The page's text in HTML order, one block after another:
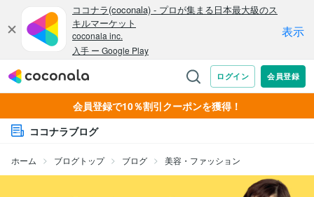
会員登録で10％割引クーポンを獲得！
ココナラブログ
ホーム ブログトップ ブログ 美容・ファッション